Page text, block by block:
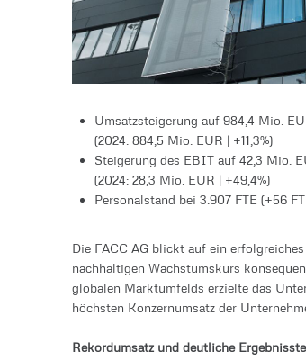
Umsatzsteigerung auf 984,4 Mio.
(2024: 884,5 Mio. EUR | +11,3%)
Steigerung des EBIT auf 42,3 Mio.
(2024: 28,3 Mio. EUR | +49,4%)
Personalstand bei 3.907 FTE (+56
Die FACC AG blickt auf ein
nachhaltigen Wachstumskurs
globalen Marktumfelds erzielte das
höchsten Konzernumsatz der
Rekordumsatz und deutliche